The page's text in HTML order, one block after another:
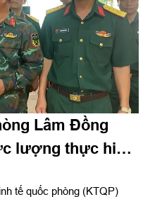
Lâm Đồng
lượng thực hiện
tập hài cốt liệt sĩ
tế quốc phòng (KTQP)